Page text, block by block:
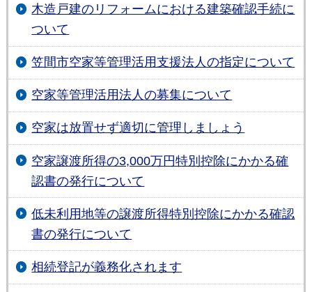
木造戸建のリフォームにおける建築確認手続に
ついて
笠間市空家等管理活用支援法人の指定について
空家等管理活用法人の募集について
空家は放置せず適切に管理しましょう
空家譲渡所得の3,000万円特別控除にかかる確
認書の発行について
低未利用地等の譲渡所得特別控除にかかる確認
書の発行について
相続登記が義務化されます